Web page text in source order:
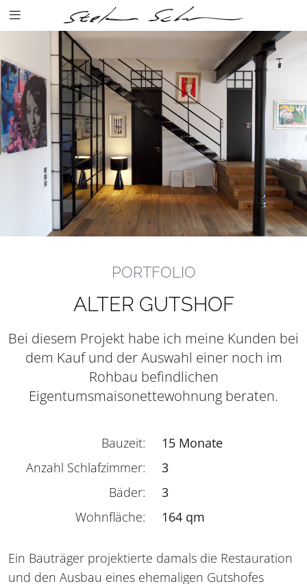
PORTFOLIO
ALTER GUTSHOF
Bei diesem Projekt habe ich meine Kunden bei
dem Kauf und der Auswahl einer noch im
Rohbau befindlichen
Eigentumsmaisonettewohnung beraten.
Bauzeit:
15 Monate
Anzahl Schlafzimmer:
3
Bäder:
3
Wohnfläche:
164 qm
Ein Bauträger projektierte damals die Restauration
und den Ausbau eines ehemaligen Gutshofes